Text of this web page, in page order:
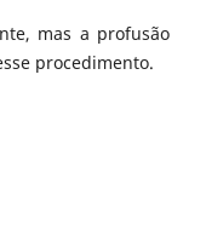
mas a profusão
procedimento.